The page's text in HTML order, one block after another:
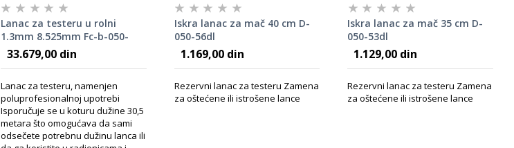
Lanac za testeru u rolni
1.3mm 8.525mm Fc-b-050-
100r
33.679,00 din
Lanac za testeru, namenjen
poluprofesionalnoj upotrebi
Isporučuje se u koturu dužine 30,5
metara što omogućava da sami
odsečete potrebnu dužinu lanca ili
Iskra lanac za mač 40 cm D-
050-56dl
1.169,00 din
Rezervni lanac za testeru Zamena
za oštećene ili istrošene lance
Iskra lanac za mač 35 cm D-
050-53dl
1.129,00 din
Rezervni lanac za testeru Zamena
za oštećene ili istrošene lance